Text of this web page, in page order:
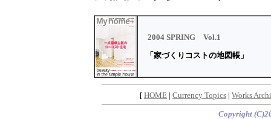
2004 SPRING Vol.1
「 家づくりコストの地図帳 」
[ HOME | Currency Topics | Works
Copyright